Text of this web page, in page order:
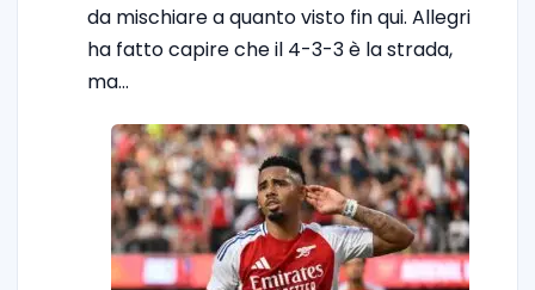
da mischiare a quanto visto fin qui. Allegri
ha fatto capire che il 4-3-3 è la strada,
ma…